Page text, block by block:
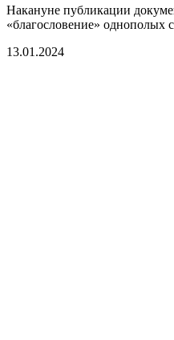
Накануне публикации
«благословение» однополых
13.01.2024